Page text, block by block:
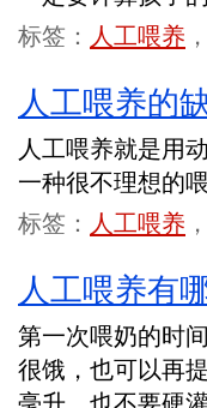
标签： 人工喂养
人工喂养的
人工喂养就是用
一种很不理想的
标签： 人工喂养
人工喂养有
第一次喂奶的时
很饿，也可以再